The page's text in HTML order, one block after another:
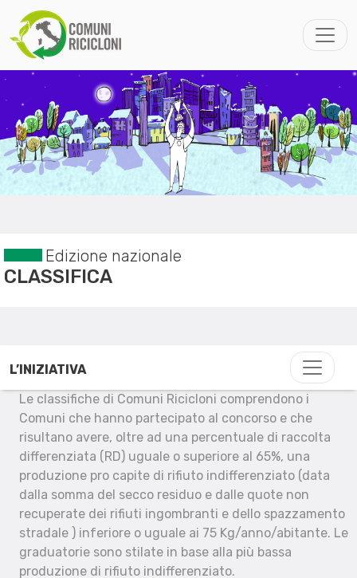
Edizione nazionale
CLASSIFICA
L’INIZIATIVA
Le classifiche di Comuni Ricicloni comprendono i
Comuni che hanno partecipato al concorso e che
risultano avere, oltre ad una percentuale di raccolta
differenziata (RD) uguale o superiore al 65%, una
produzione pro capite di rifiuto indifferenziato (data
dalla somma del secco residuo e dalle quote non
recuperate dei rifiuti ingombranti e dello spazzamento
stradale ) inferiore o uguale ai 75 Kg/anno/abitante. Le
graduatorie sono stilate in base alla più bassa
produzione di rifiuto indifferenziato.